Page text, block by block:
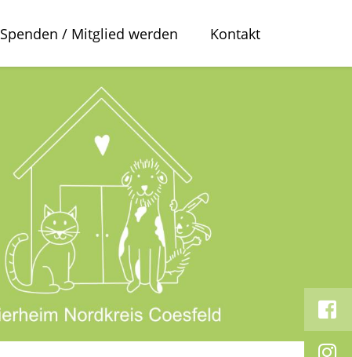
Spenden / Mitglied werden Kontakt